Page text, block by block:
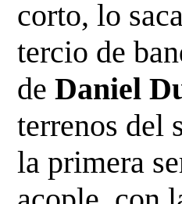
corto, lo
tercio de
de Daniel
terrenos del
la primera